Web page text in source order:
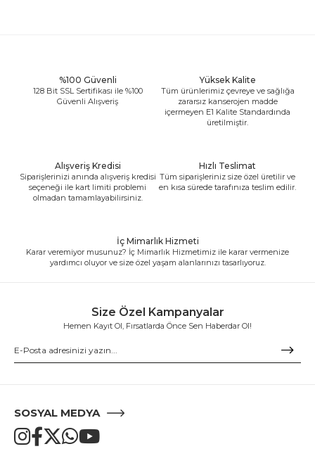
%100 Güvenli
128 Bit SSL Sertifikası ile %100
Güvenli Alışveriş
Yüksek Kalite
Tüm ürünlerimiz çevreye ve sağlığa
zararsız kanserojen madde
içermeyen E1 Kalite Standardında
üretilmiştir.
Alışveriş Kredisi
Siparişlerinizi anında alışveriş kredisi
seçeneği ile kart limiti problemi
olmadan tamamlayabilirsiniz.
Hızlı Teslimat
Tüm siparişleriniz size özel üretilir ve
en kısa sürede tarafınıza teslim edilir.
İç Mimarlık Hizmeti
Karar veremiyor musunuz? İç Mimarlık Hizmetimiz ile karar vermenize
yardımcı oluyor ve size özel yaşam alanlarınızı tasarlıyoruz.
Size Özel Kampanyalar
Hemen Kayıt Ol, Fırsatlarda Önce Sen Haberdar Ol!
SOSYAL MEDYA